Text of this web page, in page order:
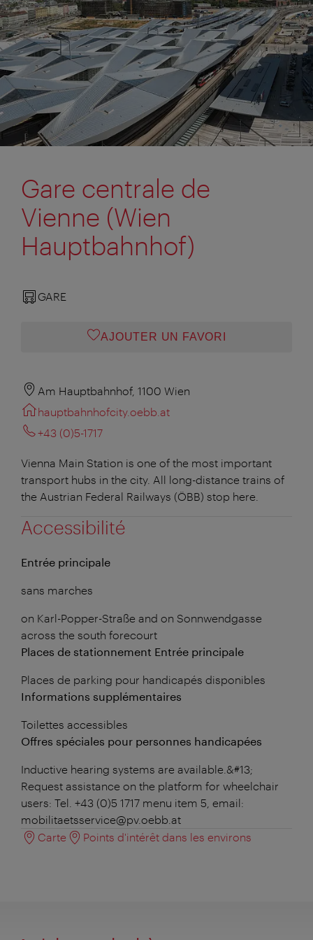
Gare centrale de
Vienne (Wien
Hauptbahnhof)
GARE
AJOUTER UN FAVORI
Am Hauptbahnhof, 1100 Wien
hauptbahnhofcity.oebb.at
+43 (0)5-1717
Vienna Main Station is one of the most important
transport hubs in the city. All long-distance trains of
the Austrian Federal Railways (ÖBB) stop here.
Accessibilité
Entrée principale
sans marches
on Karl-Popper-Straße and on Sonnwendgasse
across the south forecourt
Places de stationnement Entrée principale
Places de parking pour handicapés disponibles
Informations supplémentaires
Toilettes accessibles
Offres spéciales pour personnes handicapées
Inductive hearing systems are available.&#13;
Request assistance on the platform for wheelchair
users: Tel. +43 (0)5 1717 menu item 5, email:
mobilitaetsservice@pv.oebb.at
Carte
Points d'intérêt dans les environs